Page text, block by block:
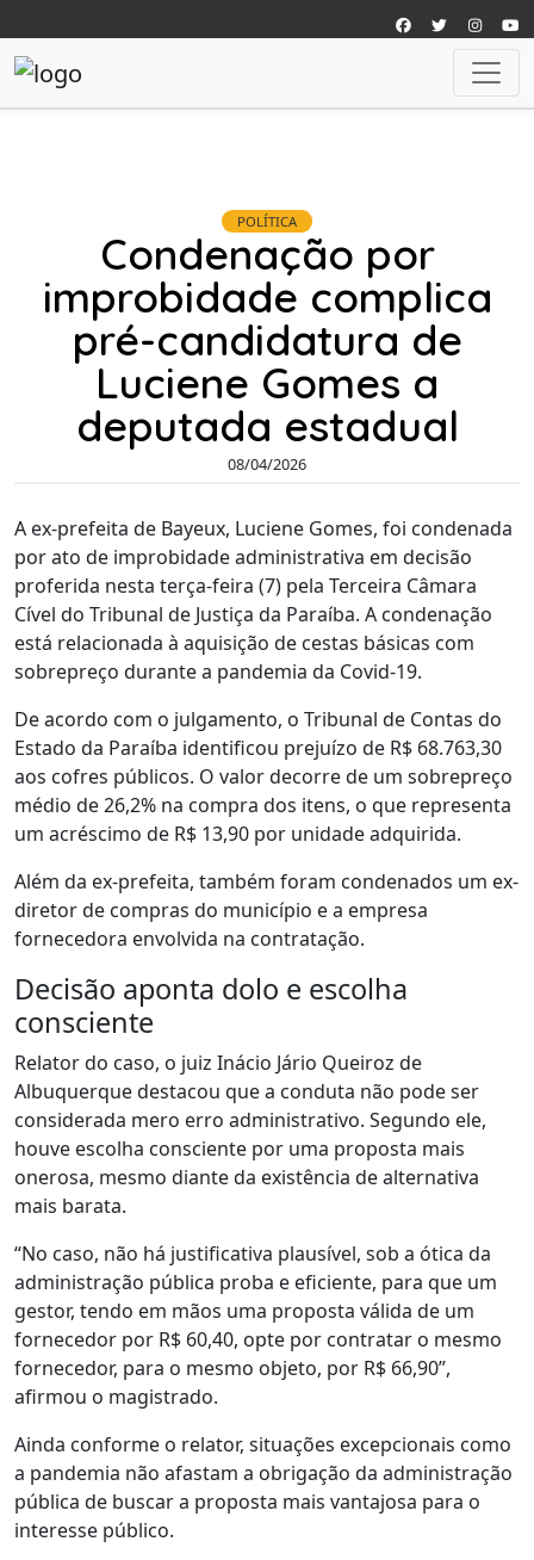
POLÍTICA
Condenação por
improbidade complica
pré-candidatura de
Luciene Gomes a
deputada estadual
08/04/2026
A ex-prefeita de Bayeux, Luciene Gomes, foi condenada
por ato de improbidade administrativa em decisão
proferida nesta terça-feira (7) pela Terceira Câmara
Cível do Tribunal de Justiça da Paraíba. A condenação
está relacionada à aquisição de cestas básicas com
sobrepreço durante a pandemia da Covid-19.
De acordo com o julgamento, o Tribunal de Contas do
Estado da Paraíba identificou prejuízo de R$ 68.763,30
aos cofres públicos. O valor decorre de um sobrepreço
médio de 26,2% na compra dos itens, o que representa
um acréscimo de R$ 13,90 por unidade adquirida.
Além da ex-prefeita, também foram condenados um ex-
diretor de compras do município e a empresa
fornecedora envolvida na contratação.
Decisão aponta dolo e escolha
consciente
Relator do caso, o juiz Inácio Jário Queiroz de
Albuquerque destacou que a conduta não pode ser
considerada mero erro administrativo. Segundo ele,
houve escolha consciente por uma proposta mais
onerosa, mesmo diante da existência de alternativa
mais barata.
“No caso, não há justificativa plausível, sob a ótica da
administração pública proba e eficiente, para que um
gestor, tendo em mãos uma proposta válida de um
fornecedor por R$ 60,40, opte por contratar o mesmo
fornecedor, para o mesmo objeto, por R$ 66,90”,
afirmou o magistrado.
Ainda conforme o relator, situações excepcionais como
a pandemia não afastam a obrigação da administração
pública de buscar a proposta mais vantajosa para o
interesse público.